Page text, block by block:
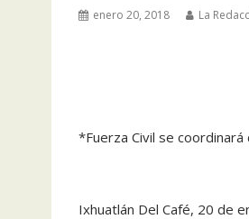
enero 20, 2018 La
*Fuerza Civil se
Ixhuatlán Del Café, 20 de